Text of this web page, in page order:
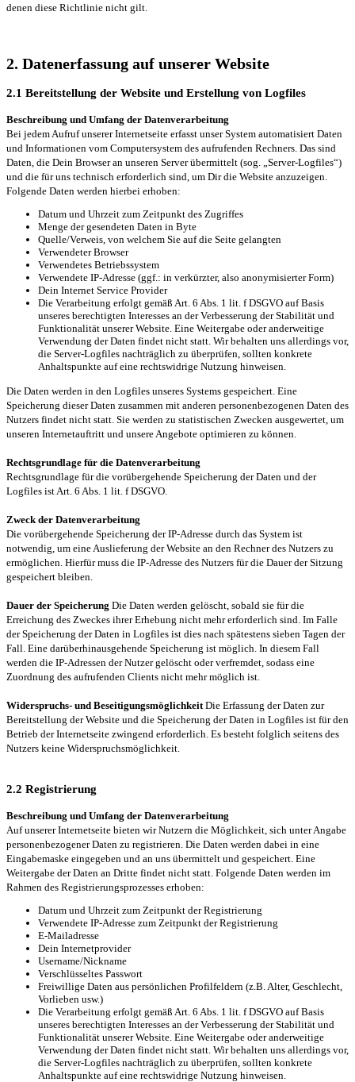
denen diese Richtlinie nicht gilt.
2. Datenerfassung auf unserer Website
2.1 Bereitstellung der Website und Erstellung von Logfiles
Beschreibung und Umfang der Datenverarbeitung
Bei jedem Aufruf unserer Internetseite erfasst unser System automatisiert Daten
und Informationen vom Computersystem des aufrufenden Rechners. Das sind
Daten, die Dein Browser an unseren Server übermittelt (sog. „Server-Logfiles“)
und die für uns technisch erforderlich sind, um Dir die Website anzuzeigen.
Folgende Daten werden hierbei erhoben:
Datum und Uhrzeit zum Zeitpunkt des Zugriffes
Menge der gesendeten Daten in Byte
Quelle/Verweis, von welchem Sie auf die Seite gelangten
Verwendeter Browser
Verwendetes Betriebssystem
Verwendete IP-Adresse (ggf.: in verkürzter, also anonymisierter Form)
Dein Internet Service Provider
Die Verarbeitung erfolgt gemäß Art. 6 Abs. 1 lit. f DSGVO auf Basis
unseres berechtigten Interesses an der Verbesserung der Stabilität und
Funktionalität unserer Website. Eine Weitergabe oder anderweitige
Verwendung der Daten findet nicht statt. Wir behalten uns allerdings vor,
die Server-Logfiles nachträglich zu überprüfen, sollten konkrete
Anhaltspunkte auf eine rechtswidrige Nutzung hinweisen.
Die Daten werden in den Logfiles unseres Systems gespeichert. Eine
Speicherung dieser Daten zusammen mit anderen personenbezogenen Daten des
Nutzers findet nicht statt. Sie werden zu statistischen Zwecken ausgewertet, um
unseren Internetauftritt und unsere Angebote optimieren zu können.
Rechtsgrundlage für die Datenverarbeitung
Rechtsgrundlage für die vorübergehende Speicherung der Daten und der
Logfiles ist Art. 6 Abs. 1 lit. f DSGVO.
Zweck der Datenverarbeitung
Die vorübergehende Speicherung der IP-Adresse durch das System ist
notwendig, um eine Auslieferung der Website an den Rechner des Nutzers zu
ermöglichen. Hierfür muss die IP-Adresse des Nutzers für die Dauer der Sitzung
gespeichert bleiben.
Dauer der Speicherung Die Daten werden gelöscht, sobald sie für die
Erreichung des Zweckes ihrer Erhebung nicht mehr erforderlich sind. Im Falle
der Speicherung der Daten in Logfiles ist dies nach spätestens sieben Tagen der
Fall. Eine darüberhinausgehende Speicherung ist möglich. In diesem Fall
werden die IP-Adressen der Nutzer gelöscht oder verfremdet, sodass eine
Zuordnung des aufrufenden Clients nicht mehr möglich ist.
Widerspruchs- und BeseitigungsmöglichkeitDie Erfassung der Daten zur
Bereitstellung der Website und die Speicherung der Daten in Logfiles ist für den
Betrieb der Internetseite zwingend erforderlich. Es besteht folglich seitens des
Nutzers keine Widerspruchsmöglichkeit.
2.2 Registrierung
Beschreibung und Umfang der Datenverarbeitung
Auf unserer Internetseite bieten wir Nutzern die Möglichkeit, sich unter Angabe
personenbezogener Daten zu registrieren. Die Daten werden dabei in eine
Eingabemaske eingegeben und an uns übermittelt und gespeichert. Eine
Weitergabe der Daten an Dritte findet nicht statt. Folgende Daten werden im
Rahmen des Registrierungsprozesses erhoben:
Datum und Uhrzeit zum Zeitpunkt der Registrierung
Verwendete IP-Adresse zum Zeitpunkt der Registrierung
E-Mailadresse
Dein Internetprovider
Username/Nickname
Verschlüsseltes Passwort
Freiwillige Daten aus persönlichen Profilfeldern (z.B. Alter, Geschlecht,
Vorlieben usw.)
Die Verarbeitung erfolgt gemäß Art. 6 Abs. 1 lit. f DSGVO auf Basis
unseres berechtigten Interesses an der Verbesserung der Stabilität und
Funktionalität unserer Website. Eine Weitergabe oder anderweitige
Verwendung der Daten findet nicht statt. Wir behalten uns allerdings vor,
die Server-Logfiles nachträglich zu überprüfen, sollten konkrete
Anhaltspunkte auf eine rechtswidrige Nutzung hinweisen.